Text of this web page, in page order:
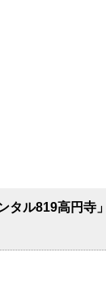
タル819高円